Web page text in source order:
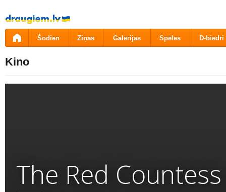
Pāriet
uz
saturu
Šodien Ziņas Galerijas Spēles D-biedri
Kino
The Red Countess